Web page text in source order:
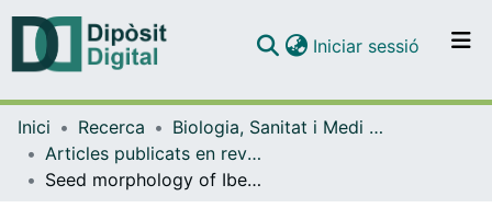
Navega per tot el DD
Iniciar sessió (current)
Inici Recerca
Biologia, Sanitat i Medi Ambient
Articles publicats en revistes (Biologia, Sanitat i Medi Ambient)
Seed morphology of Iberian Species of the genus Aconitum L.